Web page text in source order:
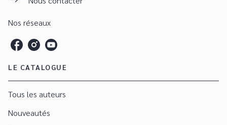
Nos réseaux
LE CATALOGUE
Tous les auteurs
Nouveautés